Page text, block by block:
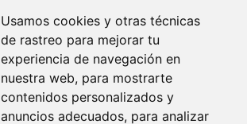
Usamos cookies y otras técnicas
de rastreo para mejorar tu
experiencia de navegación en
nuestra web, para mostrarte
contenidos personalizados y
anuncios adecuados, para analizar